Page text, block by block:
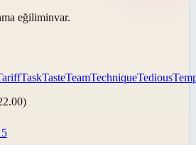
eğiliminvar.
TaskTasteTeamTechniqueTedious